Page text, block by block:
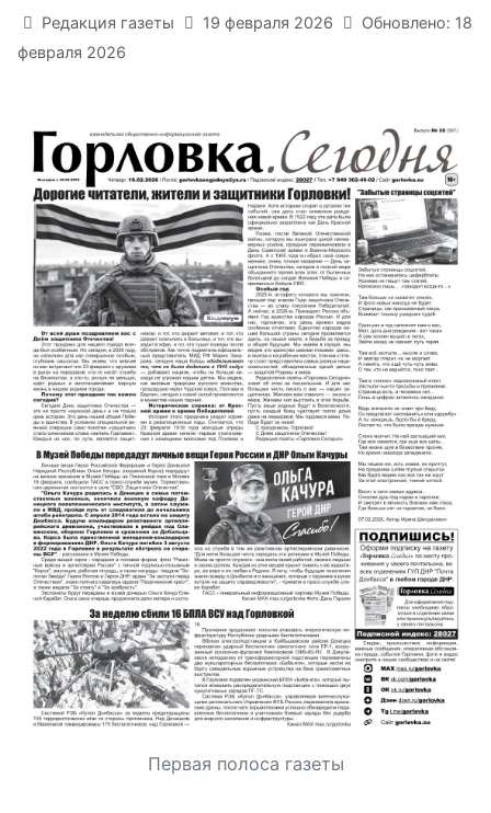
Информация о материале
Редакция газеты 19 февраля 2026
Обновлено: 18
февраля 2026
Первая полоса газеты